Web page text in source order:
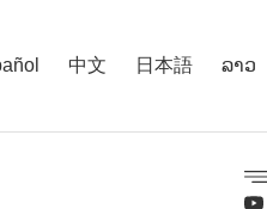
中文 日本語 ລາວ